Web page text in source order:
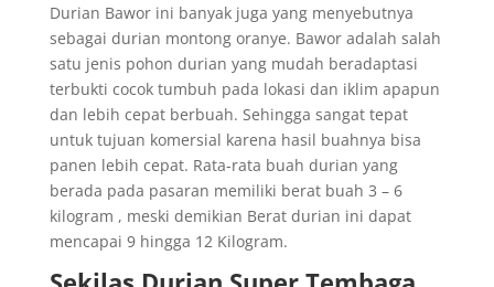
Durian Bawor ini banyak juga yang menyebutnya
sebagai durian montong oranye. Bawor adalah salah
satu jenis pohon durian yang mudah beradaptasi
terbukti cocok tumbuh pada lokasi dan iklim apapun
dan lebih cepat berbuah. Sehingga sangat tepat
untuk tujuan komersial karena hasil buahnya bisa
panen lebih cepat. Rata-rata buah durian yang
berada pada pasaran memiliki berat buah 3 – 6
kilogram , meski demikian Berat durian ini dapat
mencapai 9 hingga 12 Kilogram.